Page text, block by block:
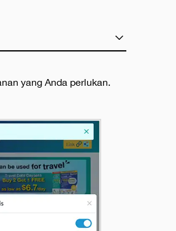
yang Anda perlukan.